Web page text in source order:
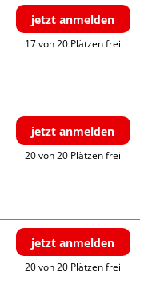
jetzt anmelden
17 von 20 Plätzen frei
jetzt anmelden
20 von 20 Plätzen frei
jetzt anmelden
20 von 20 Plätzen frei